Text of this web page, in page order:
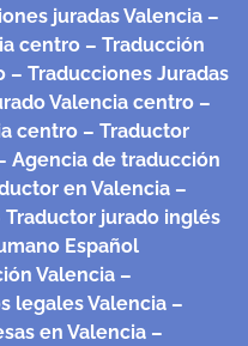
juradas Valencia –
centro – Traducción
– Traducciones Juradas
Valencia centro –
centro – Traductor
Agencia de traducción
en Valencia –
Traductor jurado inglés
Español
Valencia –
legales Valencia –
en Valencia –